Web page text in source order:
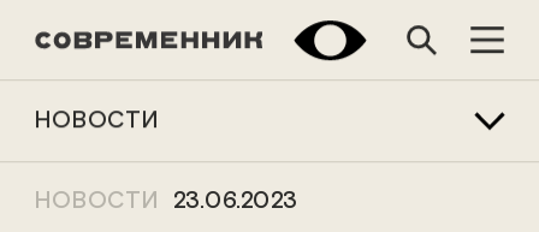
НОВОСТИ
НОВОСТИ 23.06.2023